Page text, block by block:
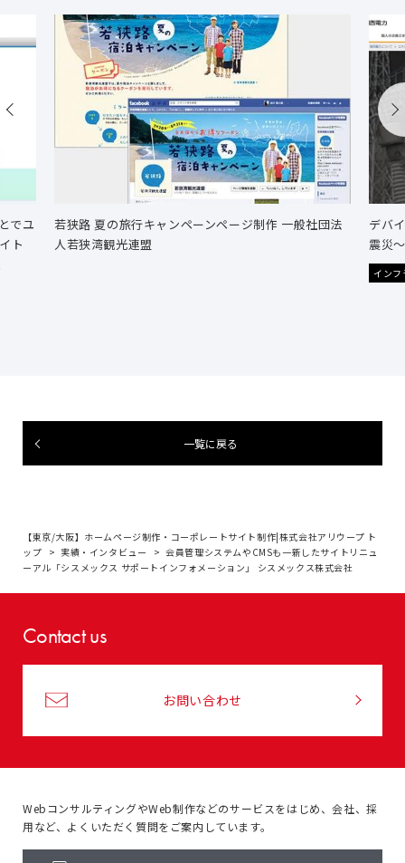
でユ
ト
若狭路 夏の旅行キャンペーンページ制作 一般社団法
人若狭湾観光連盟
デバ
震災
イン
一覧に戻る
【東京/大阪】ホームページ制作・コーポレートサイト制作|株式会社アリウープ ト
ップ
実績・インタビュー
会員管理システムやCMSも一新したサイトリニュ
ーアル「シスメックス サポートインフォメーション」 シスメックス株式会社
Contact us
お問い合わせ
WebコンサルティングやWeb制作などのサービスをはじめ、会社、採
用など、よくいただく質問をご案内しています。